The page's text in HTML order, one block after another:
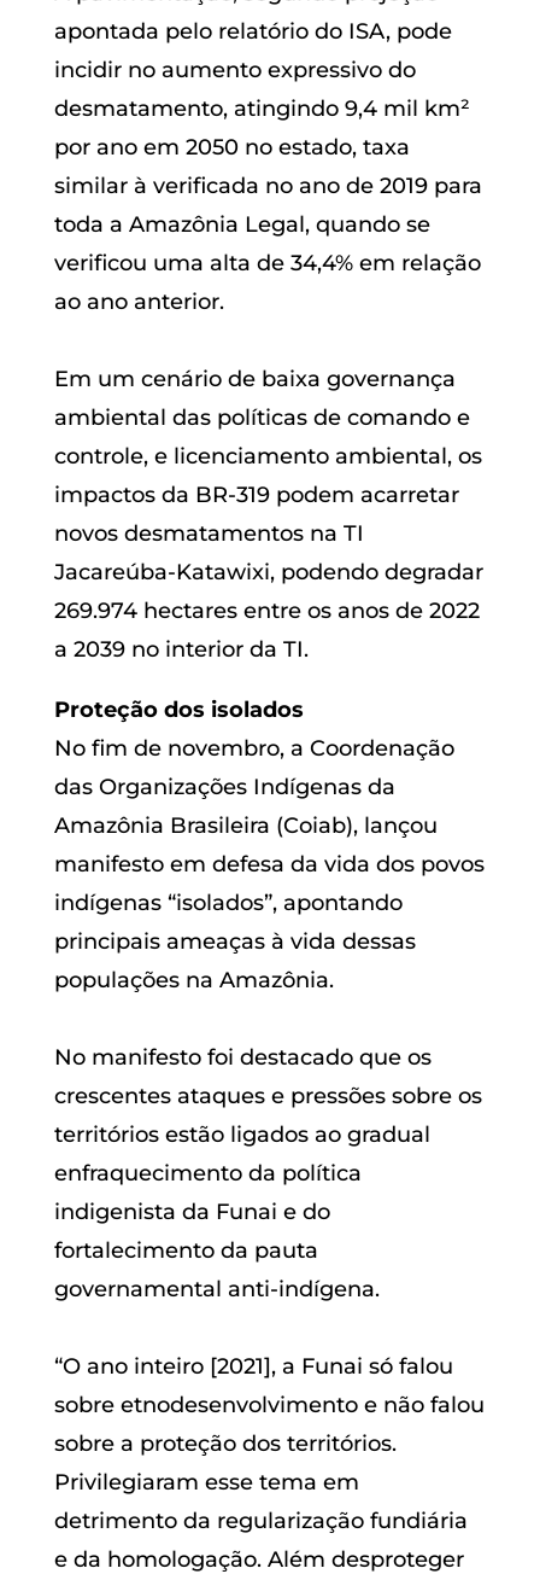
apontada pelo relatório do ISA, pode
incidir no aumento expressivo do
desmatamento, atingindo 9,4 mil km²
por ano em 2050 no estado, taxa
similar à verificada no ano de 2019 para
toda a Amazônia Legal, quando se
verificou uma alta de 34,4% em relação
ao ano anterior.
Em um cenário de baixa governança
ambiental das políticas de comando e
controle, e licenciamento ambiental, os
impactos da BR-319 podem acarretar
novos desmatamentos na TI
Jacareúba-Katawixi, podendo degradar
269.974 hectares entre os anos de 2022
a 2039 no interior da TI.
Proteção dos isolados
No fim de novembro, a Coordenação
das Organizações Indígenas da
Amazônia Brasileira (Coiab), lançou
manifesto em defesa da vida dos povos
indígenas “isolados”, apontando
principais ameaças à vida dessas
populações na Amazônia.
No manifesto foi destacado que os
crescentes ataques e pressões sobre os
territórios estão ligados ao gradual
enfraquecimento da política
indigenista da Funai e do
fortalecimento da pauta
governamental anti-indígena.
“O ano inteiro [2021], a Funai só falou
sobre etnodesenvolvimento e não falou
sobre a proteção dos territórios.
Privilegiaram esse tema em
detrimento da regularização fundiária
e da homologação. Além desproteger